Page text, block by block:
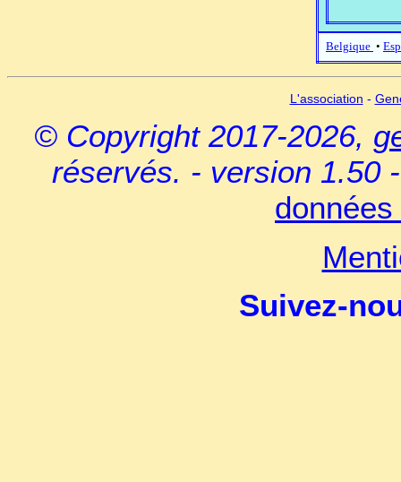
Belgique •
L'association -
© Copyright 2017-2026,
réservés. - version 1.50
Suivez-